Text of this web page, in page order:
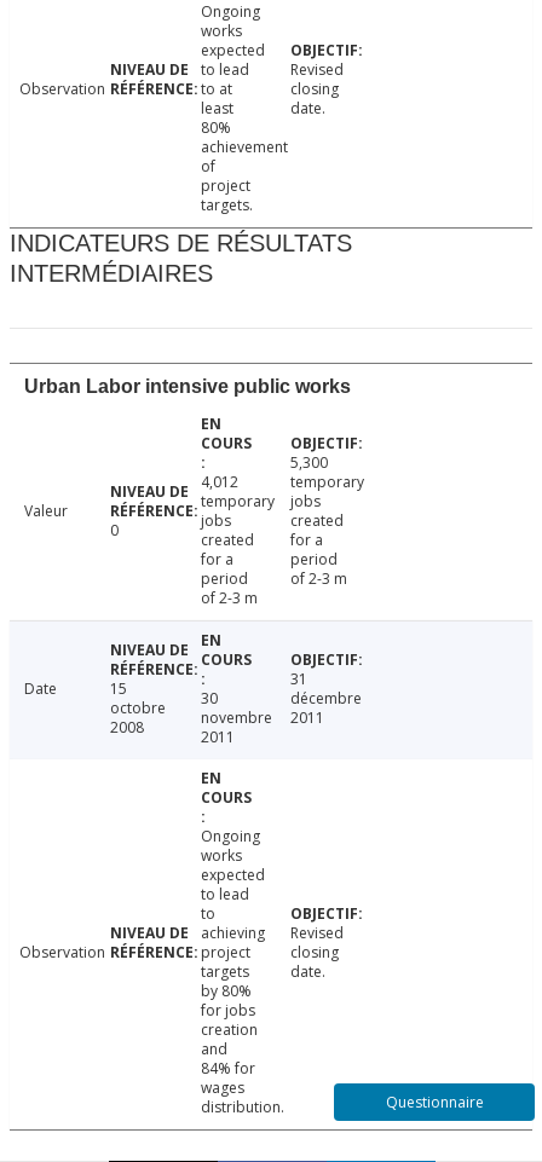
Observation
Ongoing
works
expected
to lead
to at
least
80%
achievement
of
project
targets.
Revised
closing
date.
INDICATEURS DE RÉSULTATS
INTERMÉDIAIRES
Urban Labor intensive public works
Valeur
0
4,012
temporary
jobs
created
for a
period
of 2-3 m
5,300
temporary
jobs
created
for a
period
of 2-3 m
Date
15
octobre
2008
30
novembre
2011
31
décembre
2011
Observation
Ongoing
works
expected
to lead
to
achieving
project
targets
by 80%
for jobs
creation
and
84% for
wages
distribution.
Revised
closing
date.
Questionnaire